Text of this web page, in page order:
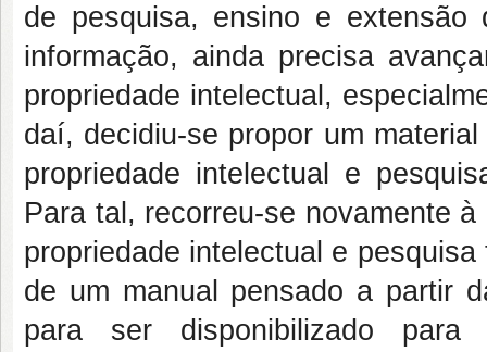
de pesquisa, ensino e extensão
informação, ainda precisa
propriedade intelectual,
daí, decidiu-se propor um
propriedade intelectual e
Para tal, recorreu-se novamente
propriedade intelectual e
de um manual pensado a partir
para ser disponibilizado para